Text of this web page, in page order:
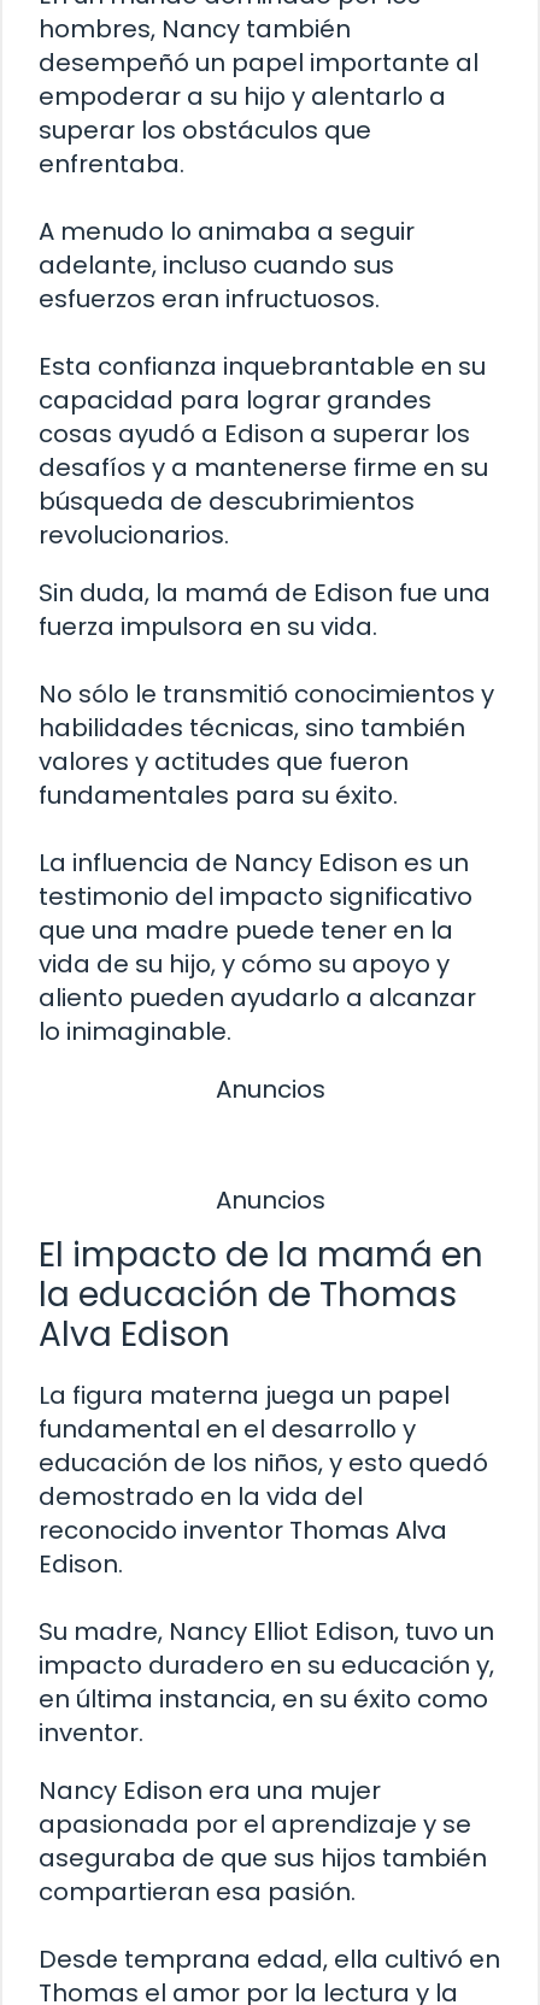
hombres, Nancy también
desempeñó un papel importante al
empoderar a su hijo y alentarlo a
superar los obstáculos que
enfrentaba.
A menudo lo animaba a seguir
adelante, incluso cuando sus
esfuerzos eran infructuosos.
Esta confianza inquebrantable en su
capacidad para lograr grandes
cosas ayudó a Edison a superar los
desafíos y a mantenerse firme en su
búsqueda de descubrimientos
revolucionarios.
Sin duda, la mamá de Edison fue una
fuerza impulsora en su vida.
No sólo le transmitió conocimientos y
habilidades técnicas, sino también
valores y actitudes que fueron
fundamentales para su éxito.
La influencia de Nancy Edison es un
testimonio del impacto significativo
que una madre puede tener en la
vida de su hijo, y cómo su apoyo y
aliento pueden ayudarlo a alcanzar
lo inimaginable.
Anuncios
Anuncios
El impacto de la mamá en
la educación de Thomas
Alva Edison
La figura materna juega un papel
fundamental en el desarrollo y
educación de los niños, y esto quedó
demostrado en la vida del
reconocido inventor Thomas Alva
Edison.
Su madre, Nancy Elliot Edison, tuvo un
impacto duradero en su educación y,
en última instancia, en su éxito como
inventor.
Nancy Edison era una mujer
apasionada por el aprendizaje y se
aseguraba de que sus hijos también
compartieran esa pasión.
Desde temprana edad, ella cultivó en
Thomas el amor por la lectura y la